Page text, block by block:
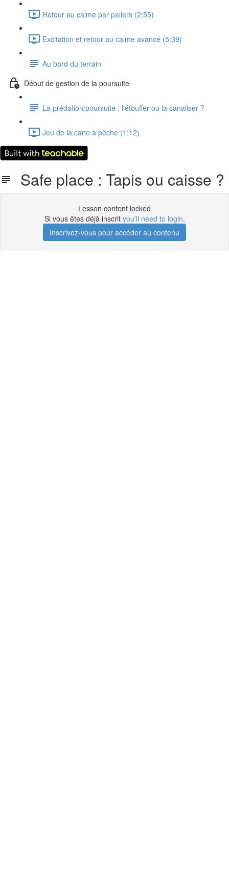
Retour au calme par paliers (2:55)
Excitation et retour au calme avancé (5:39)
Au bord du terrain
Début de gestion de la poursuite
La prédation/poursuite : l'étouffer ou la canaliser ?
Jeu de la cane à pêche (1:12)
Safe place : Tapis ou caisse ?
Lesson content locked
Si vous êtes déjà inscrit you'll need to login.
Inscrivez-vous pour accéder au contenu